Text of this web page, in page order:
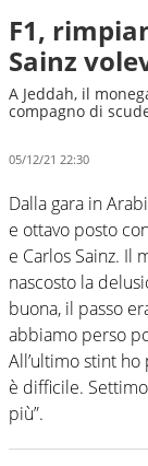
F1,
Sainz
A Jeddah, il
compagno di
05/12/21 22:30
Dalla gara in
e ottavo posto
e Carlos Sainz. Il
nascosto la
buona, il passo
abbiamo perso
All’ultimo stint
è difficile.
più”.